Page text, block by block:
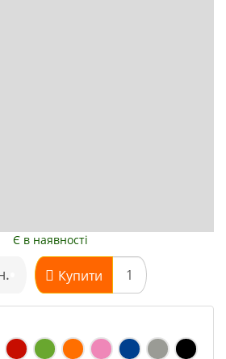
Є в наявності
Купити